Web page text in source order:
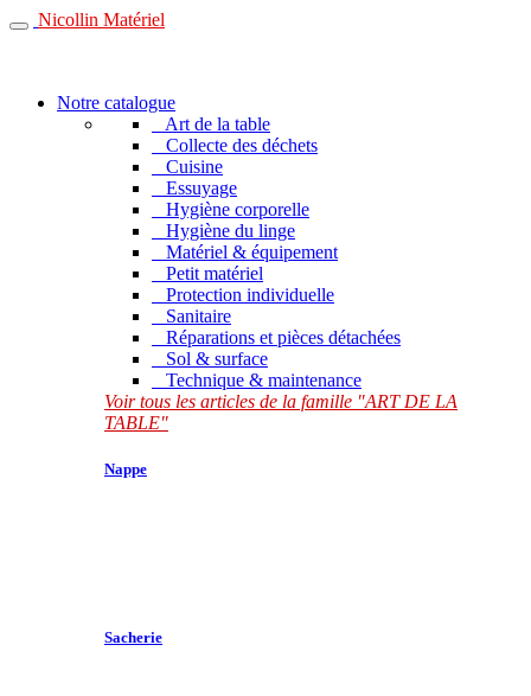
Nicollin Matériel
Notre catalogue
Art de la table
Collecte des déchets
Cuisine
Essuyage
Hygiène corporelle
Hygiène du linge
Matériel & équipement
Petit matériel
Protection individuelle
Sanitaire
Réparations et pièces détachées
Sol & surface
Technique & maintenance
Voir tous les articles de la famille "ART DE LA
TABLE"
Nappe
Sacherie